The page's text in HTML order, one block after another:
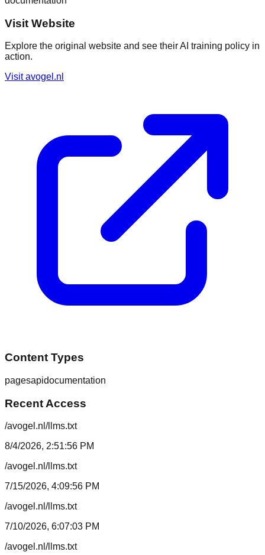
Visit Website
Explore the original website and see their AI training policy in
action.
Visitavogel.nl
Content Types
pagesapidocumentation
Recent Access
/avogel.nl/llms.txt
8/4/2026, 2:51:56 PM
/avogel.nl/llms.txt
7/15/2026, 4:09:56 PM
/avogel.nl/llms.txt
7/10/2026, 6:07:03 PM
/avogel.nl/llms.txt